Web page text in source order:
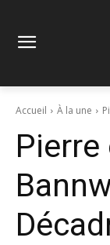
Accueil À la une
Pierre